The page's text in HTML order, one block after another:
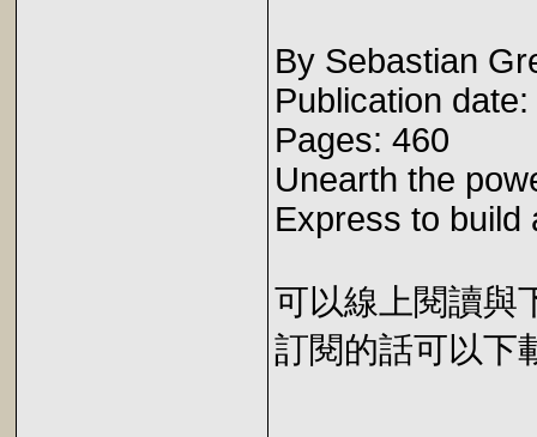
By Sebastian
Publication
Pages: 460
Unearth the
Express to build
可以線上閱讀與
訂閱的話可以下